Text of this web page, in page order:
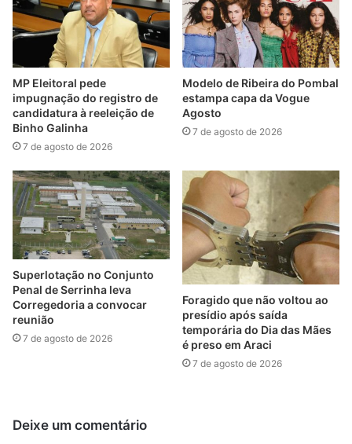
MP Eleitoral pede
impugnação do registro de
candidatura à reeleição de
Binho Galinha
7 de agosto de 2026
Modelo de Ribeira do Pombal
estampa capa da Vogue
Agosto
7 de agosto de 2026
Superlotação no Conjunto
Penal de Serrinha leva
Corregedoria a convocar
reunião
7 de agosto de 2026
Foragido que não voltou ao
presídio após saída
temporária do Dia das Mães
é preso em Araci
7 de agosto de 2026
Deixe um comentário